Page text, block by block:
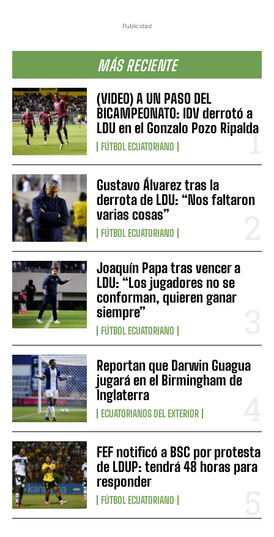
Publicidad
MÁS RECIENTE
(VIDEO) A UN PASO DEL
BICAMPEONATO: IDV derrotó a
LDU en el Gonzalo Pozo Ripalda
FÚTBOL ECUATORIANO
Gustavo Álvarez tras la
derrota de LDU: “Nos faltaron
varias cosas”
FÚTBOL ECUATORIANO
Joaquín Papa tras vencer a
LDU: “Los jugadores no se
conforman, quieren ganar
siempre”
FÚTBOL ECUATORIANO
Reportan que Darwin Guagua
jugará en el Birmingham de
Inglaterra
ECUATORIANOS DEL EXTERIOR
FEF notificó a BSC por protesta
de LDUP: tendrá 48 horas para
responder
FÚTBOL ECUATORIANO